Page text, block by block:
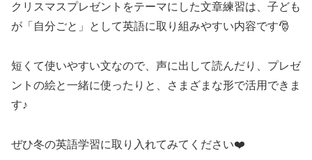
クリスマスプレゼントをテーマにした文章練習は、子ども
が「自分ごと」として英語に取り組みやすい内容です🎅
短くて使いやすい文なので、声に出して読んだり、プレゼ
ントの絵と一緒に使ったりと、さまざまな形で活用できま
す♪
ぜひ冬の英語学習に取り入れてみてください❤️